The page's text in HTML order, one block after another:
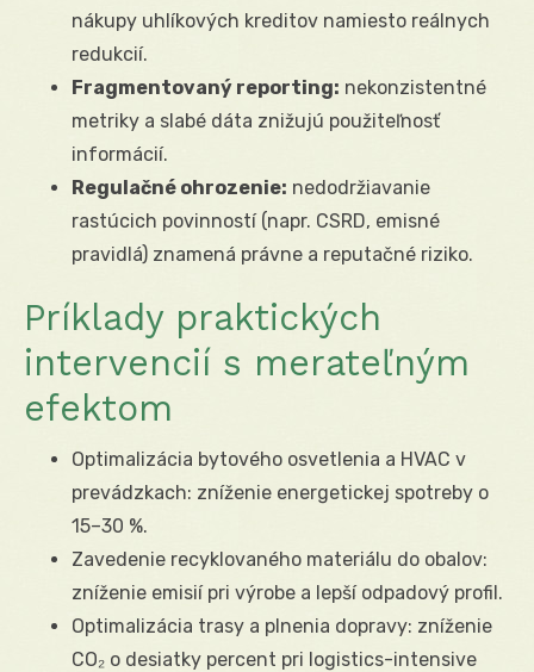
nákupy uhlíkových kreditov namiesto reálnych
redukcií.
Fragmentovaný reporting: nekonzistentné
metriky a slabé dáta znižujú použiteľnosť
informácií.
Regulačné ohrozenie: nedodržiavanie
rastúcich povinností (napr. CSRD, emisné
pravidlá) znamená právne a reputačné riziko.
Príklady praktických
intervencií s merateľným
efektom
Optimalizácia bytového osvetlenia a HVAC v
prevádzkach: zníženie energetickej spotreby o
15–30 %.
Zavedenie recyklovaného materiálu do obalov:
zníženie emisií pri výrobe a lepší odpadový profil.
Optimalizácia trasy a plnenia dopravy: zníženie
CO₂ o desiatky percent pri logistics-intensive